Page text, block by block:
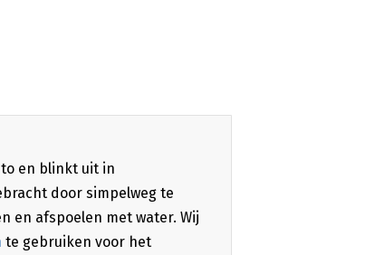
en blinkt uit in
door simpelweg te
en afspoelen met water. Wij
te gebruiken voor het